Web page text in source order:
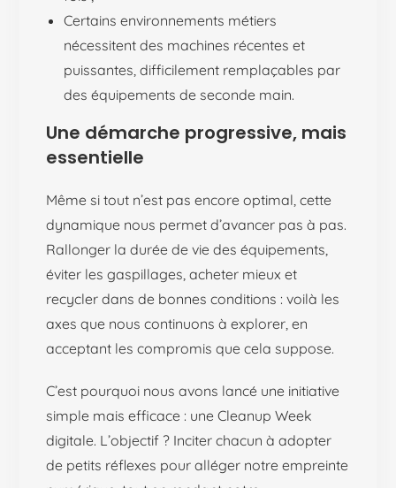
Certains environnements métiers
nécessitent des machines récentes et
puissantes, difficilement remplaçables par
des équipements de seconde main.
Une démarche progressive, mais
essentielle
Même si tout n’est pas encore optimal, cette
dynamique nous permet d’avancer pas à pas.
Rallonger la durée de vie des équipements,
éviter les gaspillages, acheter mieux et
recycler dans de bonnes conditions : voilà les
axes que nous continuons à explorer, en
acceptant les compromis que cela suppose.
C’est pourquoi nous avons lancé une initiative
simple mais efficace : une Cleanup Week
digitale. L’objectif ? Inciter chacun à adopter
de petits réflexes pour alléger notre empreinte